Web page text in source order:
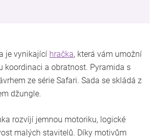
je vynikající hračka, která vám umožní
koordinaci a obratnost. Pyramida s
ze série Safari. Sada se skládá z
džungle.
rozvíjí jemnou motoriku, logické
malých stavitelů. Díky motivům